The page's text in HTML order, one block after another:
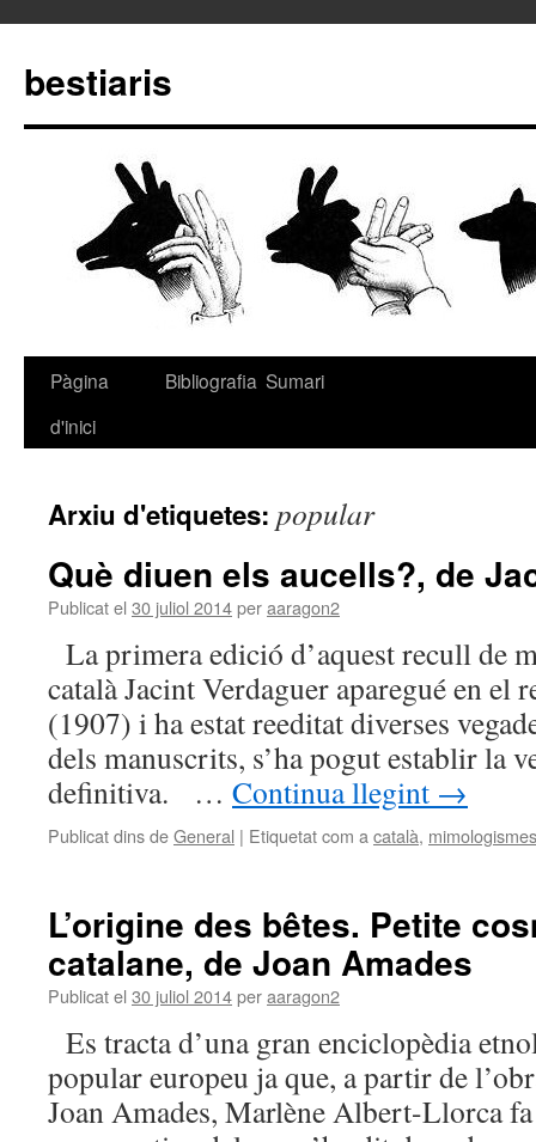
bestiaris
Vés
Pàgina
d'inici
Bibliografia Sumari
Arxiu d'etiquetes: popular
Què diuen els aucells?, de
Publicat el 30 juliol 2014peraaragon2
La primera edició d’aquest recull de
català Jacint Verdaguer aparegué en el
(1907) i ha estat reeditat diverses
dels manuscrits, s’ha pogut establir la
definitiva. … Continua llegint →
Publicat dins deGeneral | Etiquetat com a català, mimologismes
L’origine des bêtes. Petite
catalane, de Joan Amades
Publicat el 30 juliol 2014peraaragon2
Es tracta d’una gran enciclopèdia
popular europeu ja que, a partir de
Joan Amades, Marlène Albert-Llorca